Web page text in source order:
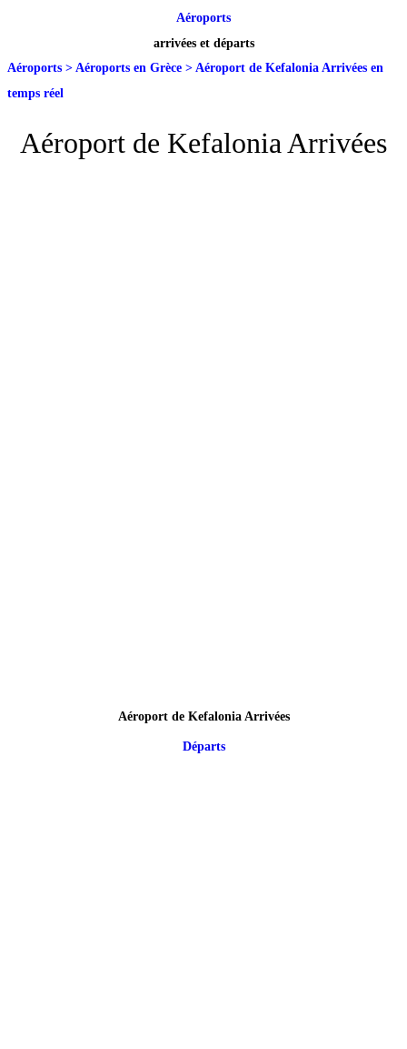
Aéroports
arrivées et départs
Aéroports > Aéroports en Grèce > Aéroport de Kefalonia Arrivées en
temps réel
Aéroport de Kefalonia Arrivées
Aéroport de Kefalonia Arrivées
Départs